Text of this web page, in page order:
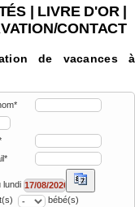
| LIVRE D'OR|
CONTACT
de vacances à
lundi
bébé(s)